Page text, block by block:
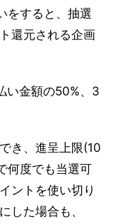
をすると、抽選
還元される企画
い金額の50%、3
き、進呈上限(10
何度でも当選可
ントを使い切り
した場合も、